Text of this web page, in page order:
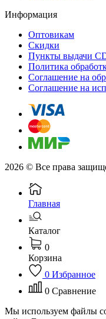
Информация
Оптовикам
Скидки
Пункты выдачи
Политика
Соглашение на
Соглашение на
2026 © Все права
Главная
Каталог
0
Корзина
0 Избранное
0 Сравнение
Мы используем файлы